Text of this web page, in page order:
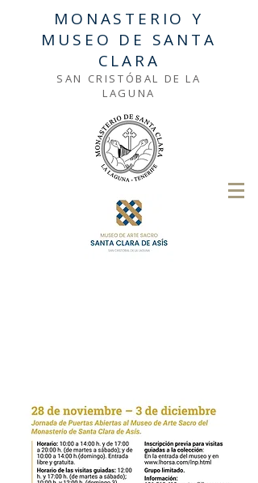
MONASTERIO Y
MUSEO DE SANTA
CLARA
SAN CRISTÓBAL DE LA
LAGUNA